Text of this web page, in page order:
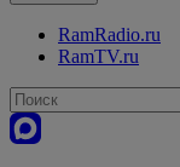
RamRadio.ru
RamTV.ru